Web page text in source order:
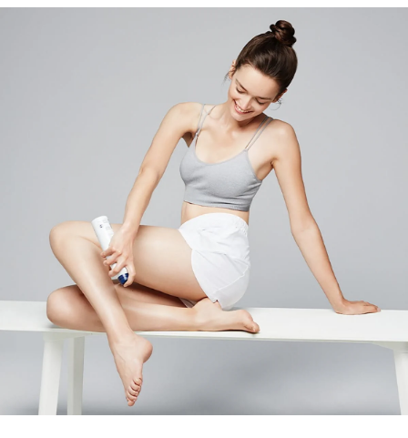
suchej alebo podráždenej pokožky je často jediným
riešením tradičná masť, ktorej nanášanie na väčšie
časti tela, ako sú ruky, nohy či trup však môže byť
Pre jednoduchú a okamžitú chladivú úľavu na väčších
častiach tela sme vytvorili
Eucerin Aquaphor Telovú
. Vďaka tomuto inovatívnemu
rozprašovaču možno masť aplikovať na akúkoľvek časť
tela. Umožňuje kontinuálnu, rovnomernú aplikáciu a
môžete ho používať tiež dnom nahor pre 360° dosah
na suchú pokožku kdekoľvek na tele. Masť neobsahuje
vodu a klinické testy preukázali, že obnovuje suchú,
podráždenú pokožku - vytvára ideálnu ochrannú
bariéru pre regeneráciu pokožky a okamžitý chladivý
pocit úľavy.
Samotné zloženie je obohatené o glycerín a pantenol,
ktoré pomáhajú udržiavať úroveň hydratácie v
pokožke a podporujú jej regeneráciu a obnovu. Táto
SOS masť v spreji bez konzervačných látok a
parfumácie je hydratačný prípravok s klinicky
preukázanou schopnosťou zmierňovať príznaky veľmi
suchej pokožky. Pokožka je viditeľne zregenerovaná,